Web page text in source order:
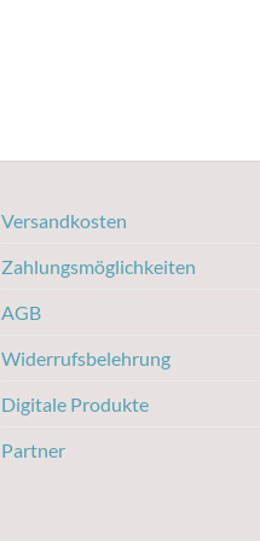
Versandkosten
Zahlungsmöglichkeiten
AGB
Widerrufsbelehrung
Digitale Produkte
Partner